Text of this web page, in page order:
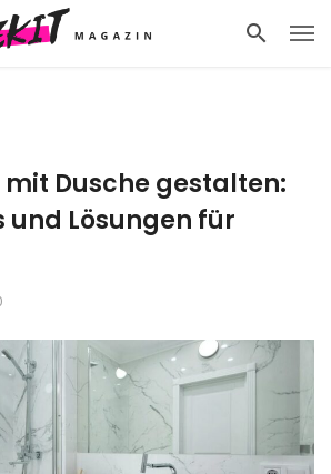
mit Dusche gestalten:
und Lösungen für